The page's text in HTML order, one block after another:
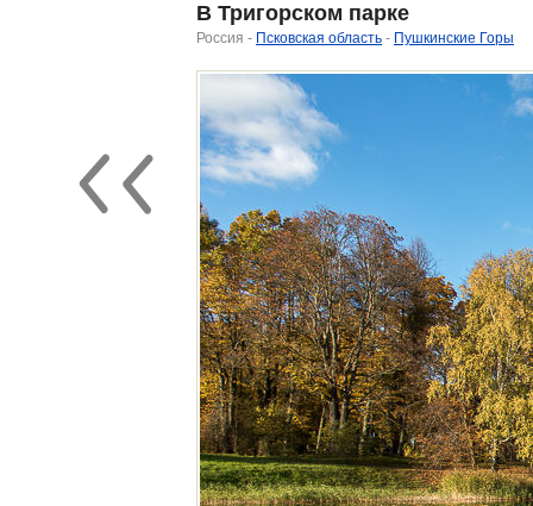
В Тригорском парке
Россия - Псковская область - Пушкинские Горы